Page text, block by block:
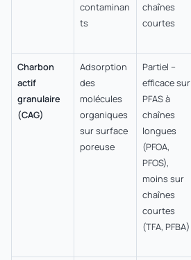
contaminan
ts
chaînes
courtes
Charbon
actif
granulaire
(CAG)
Adsorption
des
molécules
organiques
sur surface
poreuse
Partiel –
efficace sur
PFAS à
chaînes
longues
(PFOA,
PFOS),
moins sur
chaînes
courtes
(TFA, PFBA)